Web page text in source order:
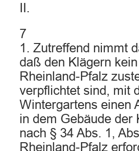
II.
7
1. Zutreffend nimmt
daß den Klägern
Rheinland-Pfalz
verpflichtet sind, mit
Wintergartens einen
in dem Gebäude der
nach § 34 Abs. 1,
Rheinland-Pfalz